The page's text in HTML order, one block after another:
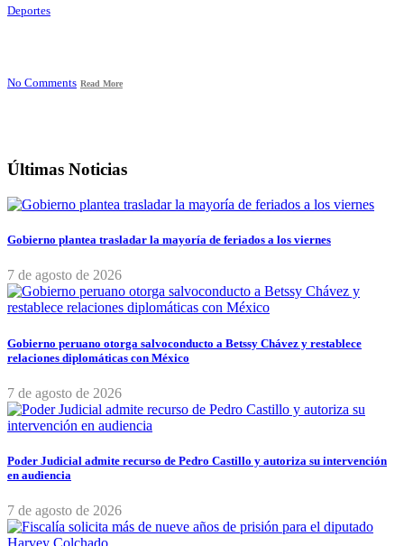
Deportes
No Comments Read More
Últimas Noticias
Gobierno plantea trasladar la mayoría de feriados a los viernes
7 de agosto de 2026
Gobierno peruano otorga salvoconducto a Betssy Chávez y restablece
relaciones diplomáticas con México
7 de agosto de 2026
Poder Judicial admite recurso de Pedro Castillo y autoriza su intervención
en audiencia
7 de agosto de 2026